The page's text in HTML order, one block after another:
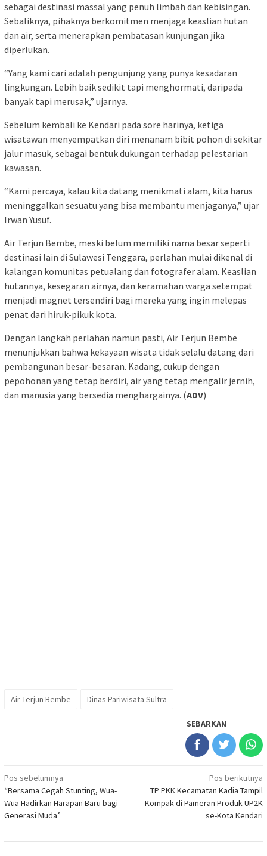
sebagai destinasi massal yang penuh limbah dan kebisingan.
Sebaliknya, pihaknya berkomitmen menjaga keaslian hutan
dan air, serta menerapkan pembatasan kunjungan jika
diperlukan.
“Yang kami cari adalah pengunjung yang punya kesadaran
lingkungan. Lebih baik sedikit tapi menghormati, daripada
banyak tapi merusak,” ujarnya.
Sebelum kembali ke Kendari pada sore harinya, ketiga
wisatawan menyempatkan diri menanam bibit pohon di sekitar
jalur masuk, sebagai bentuk dukungan terhadap pelestarian
kawasan.
“Kami percaya, kalau kita datang menikmati alam, kita harus
meninggalkan sesuatu yang bisa membantu menjaganya,” ujar
Irwan Yusuf.
Air Terjun Bembe, meski belum memiliki nama besar seperti
destinasi lain di Sulawesi Tenggara, perlahan mulai dikenal di
kalangan komunitas petualang dan fotografer alam. Keaslian
hutannya, kesegaran airnya, dan keramahan warga setempat
menjadi magnet tersendiri bagi mereka yang ingin melepas
penat dari hiruk-pikuk kota.
Dengan langkah perlahan namun pasti, Air Terjun Bembe
menunjukkan bahwa kekayaan wisata tidak selalu datang dari
pembangunan besar-besaran. Kadang, cukup dengan
pepohonan yang tetap berdiri, air yang tetap mengalir jernih,
dan manusia yang bersedia menghargainya. (ADV)
Air Terjun Bembe Dinas Pariwisata Sultra
SEBARKAN
Navigasi
pos
Pos sebelumnya
“Bersama Cegah Stunting, Wua-
Wua Hadirkan Harapan Baru bagi
Generasi Muda”
Pos berikutnya
TP PKK Kecamatan Kadia Tampil
Kompak di Pameran Produk UP2K
se-Kota Kendari